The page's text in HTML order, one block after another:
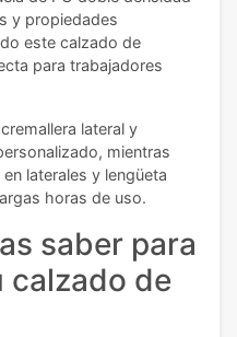
y propiedades
este calzado de
para trabajadores
lateral y
mientras
laterales y lengüeta
horas de uso.
saber para
calzado de